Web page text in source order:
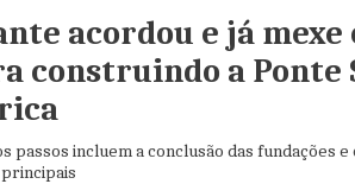
acordou e já mexe
construindo a Ponte
passos incluem a conclusão das fundações e